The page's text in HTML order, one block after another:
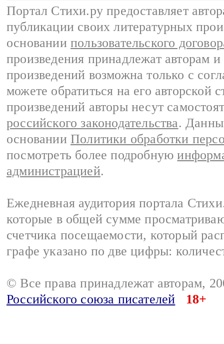
Портал Стихи.ру предоставляет
публикации своих литературных
основании пользовательского
произведения принадлежат авторам
произведений возможна только с
можете обратиться на его авторской
произведений авторы несут
российского законодательства.
основании Политики обработки
посмотреть более подробную
администрацией.
Ежедневная аудитория портала
которые в общей сумме
счетчика посещаемости, который
графе указано по две цифры:
© Все права принадлежат авторам,
Российского союза писателей
18+